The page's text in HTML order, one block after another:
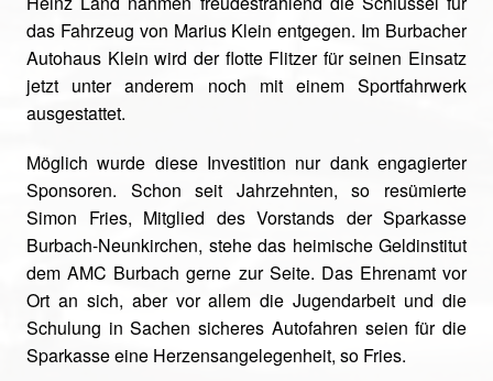
das Fahrzeug von Marius Klein entgegen. Im Burbacher
Autohaus Klein wird der flotte Flitzer für seinen Einsatz
jetzt unter anderem noch mit einem Sportfahrwerk
ausgestattet.
Möglich wurde diese Investition nur dank engagierter
Sponsoren. Schon seit Jahrzehnten, so resümierte
Simon Fries, Mitglied des Vorstands der Sparkasse
Burbach-Neunkirchen, stehe das heimische Geldinstitut
dem AMC Burbach gerne zur Seite. Das Ehrenamt vor
Ort an sich, aber vor allem die Jugendarbeit und die
Schulung in Sachen sicheres Autofahren seien für die
Sparkasse eine Herzensangelegenheit, so Fries.